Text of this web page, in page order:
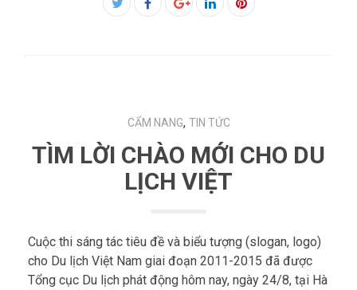
Facebook
CẨM NANG, TIN TỨC
TÌM LỜI CHÀO MỚI CHO DU
LỊCH VIỆT
Cuộc thi sáng tác tiêu đề và biểu tượng (slogan, logo)
cho Du lịch Việt Nam giai đoạn 2011-2015 đã được
Tổng cục Du lịch phát động hôm nay, ngày 24/8, tại Hà